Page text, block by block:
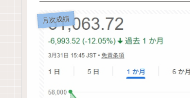
月次成績